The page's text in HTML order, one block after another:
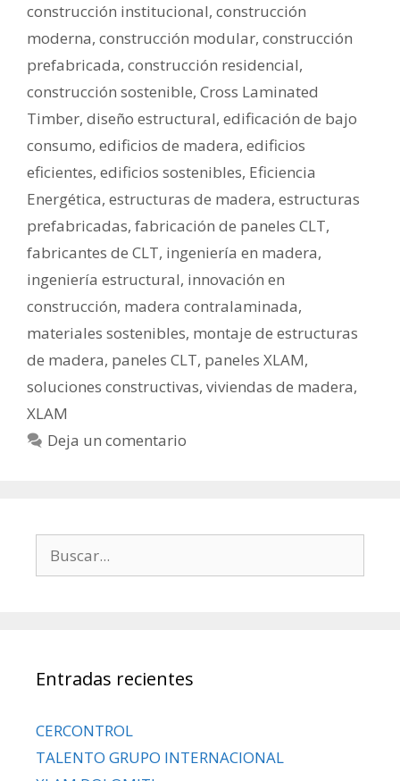
construcción institucional, construcción
moderna, construcción modular, construcción
prefabricada, construcción residencial,
construcción sostenible, Cross Laminated
Timber, diseño estructural, edificación de bajo
consumo, edificios de madera, edificios
eficientes, edificios sostenibles, Eficiencia
Energética, estructuras de madera, estructuras
prefabricadas, fabricación de paneles CLT,
fabricantes de CLT, ingeniería en madera,
ingeniería estructural, innovación en
construcción, madera contralaminada,
materiales sostenibles, montaje de estructuras
de madera, paneles CLT, paneles XLAM,
soluciones constructivas, viviendas de madera,
XLAM
Deja un comentario
Entradas recientes
CERCONTROL
TALENTO GRUPO INTERNACIONAL